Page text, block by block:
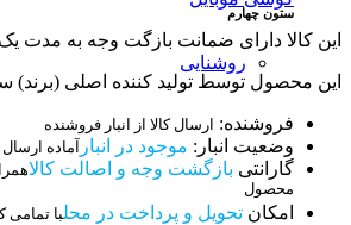
ستون چهارم
روشنایی
این کالا دارای ضمانت بازگت وجه به مدت
این محصول توسط تولید کننده اصلی (برند)
فروشنده: ارسال کالا از انبار فروشنده
وضعیت انبار: موجود در انبار آماده ارسال
گارانتی بازگشت وجه و اصالت کالا
محصول
امکان تحویل و پرداخت در محلبا